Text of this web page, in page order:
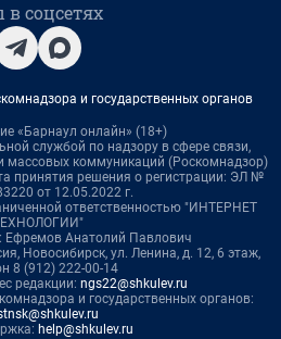
соцсетях
и государственных органов
«Барнаул онлайн» (18+)
службой по надзору в сфере связи,
массовых коммуникаций (Роскомнадзор)
принятия решения о регистрации: ЭЛ №
от 12.05.2022 г.
ответственностью "ИНТЕРНЕТ
Ефремов Анатолий Павлович
Новосибирск, ул. Ленина, д. 12, 6 этаж,
8 (912) 222-00-14
редакции: ngs22@shkulev.ru
и государственных органов:
help@shkulev.ru